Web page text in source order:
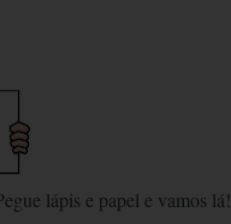
lápis e papel e vamos lá!